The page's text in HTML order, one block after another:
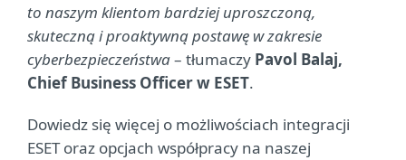
to naszym klientom bardziej uproszczoną,
skuteczną i proaktywną postawę w zakresie
cyberbezpieczeństwa– tłumaczy Pavol Balaj,
Chief Business Officer w ESET.
Dowiedz się więcej o możliwościach integracji
ESET oraz opcjach współpracy na naszej